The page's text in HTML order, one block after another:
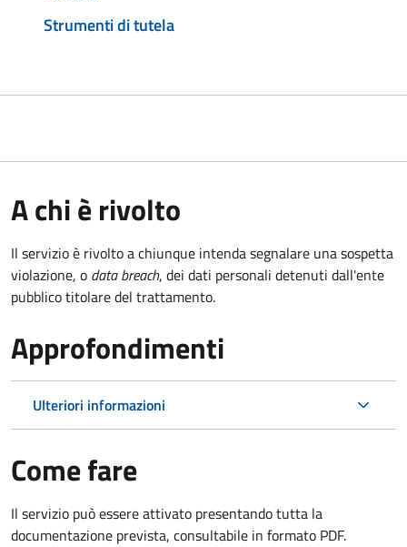
Strumenti di tutela
A chi è rivolto
Il servizio è rivolto a chiunque intenda segnalare una sospetta
violazione, o data breach, dei dati personali detenuti dall'ente
pubblico titolare del trattamento.
Approfondimenti
Ulteriori informazioni
Come fare
Il servizio può essere attivato presentando tutta la
documentazione prevista, consultabile in formato PDF.